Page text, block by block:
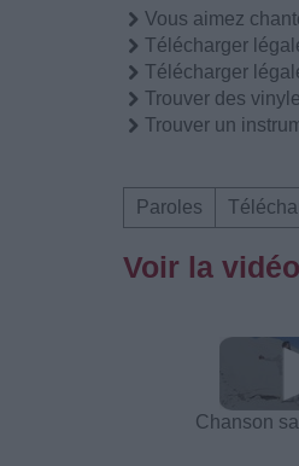
Vous aimez
Télécharger
Télécharger
Trouver des
Trouver un
Paroles
Voir la
Chanson